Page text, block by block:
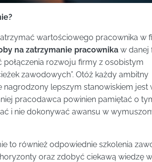
wartościowego pracownika w
na zatrzymanie pracownika w danej
rozwoju firmy z osobistym
zawodowych”. Otóż każdy ambitny
nagrodzony lepszym stanowiskiem jest
pracodawca powinien pamiętać o
i nie dokonywać awansu w
to również odpowiednie szkolenia
oraz zdobyć ciekawą wiedzę w